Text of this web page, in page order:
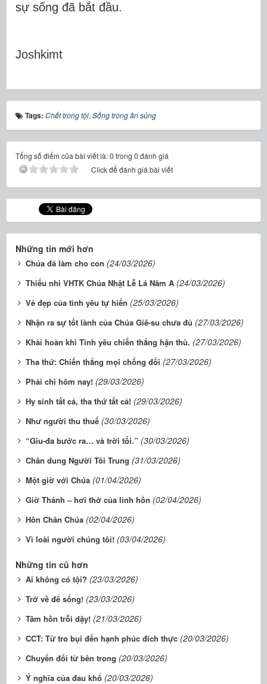
sự sống đã bắt đầu.
Joshkimt
Tags: Chết trong tội, Sống trong ân sủng
Tổng số điểm của bài viết là: 0 trong 0 đánh giá
Click để đánh giá bài viết
Những tin mới hơn
Chúa đã làm cho con (24/03/2026)
​​​​​​​Thiếu nhi VHTK Chúa Nhật Lễ Lá Năm A (24/03/2026)
Vẻ đẹp của tình yêu tự hiến (25/03/2026)
Nhận ra sự tốt lành của Chúa Giê-su chưa đủ (27/03/2026)
Khải hoàn khi Tình yêu chiến thắng hận thù. (27/03/2026)
Tha thứ: Chiến thắng mọi chống đối (27/03/2026)
Phải chi hôm nay! (29/03/2026)
Hy sinh tất cả, tha thứ tất cả! (29/03/2026)
Như người thu thuế (30/03/2026)
“Giu-đa bước ra… và trời tối.” (30/03/2026)
Chân dung Người Tôi Trung (31/03/2026)
Một giờ với Chúa (01/04/2026)
Giờ Thánh – hơi thở của linh hồn (02/04/2026)
Hôn Chân Chúa (02/04/2026)
Vì loài người chúng tôi! (03/04/2026)
Những tin cũ hơn
Ai không có tội? (23/03/2026)
Trở về để sống! (23/03/2026)
Tâm hồn trỗi dậy! (21/03/2026)
CCT: Từ tro bụi đến hạnh phúc đích thực (20/03/2026)
Chuyển đổi từ bên trong (20/03/2026)
Ý nghĩa của đau khổ (20/03/2026)